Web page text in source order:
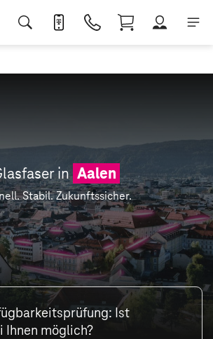
in Aalen
Stabil. Zukunftssicher.
Ist
Ihnen möglich?